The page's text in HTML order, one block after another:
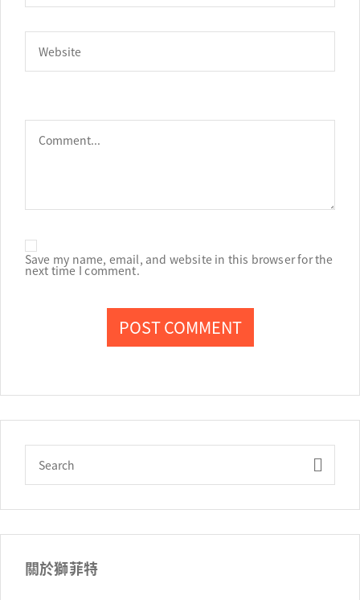
Save my name, email, and website in this browser for the
next time I comment.
關於獅菲特